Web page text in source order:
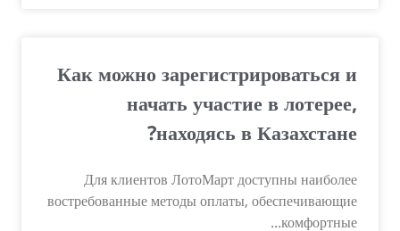
Как можно зарегистрироваться и
начать участие в лотерее,
находясь в Казахстане?
Для клиентов ЛотоМарт доступны наиболее
востребованные методы оплаты, обеспечивающие
комфортные...